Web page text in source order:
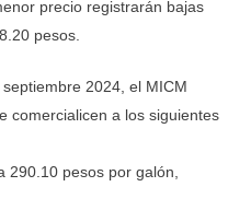
precio registrarán bajas
pesos.
2024, el MICM
comercialicen a los siguientes
290.10 pesos por galón,